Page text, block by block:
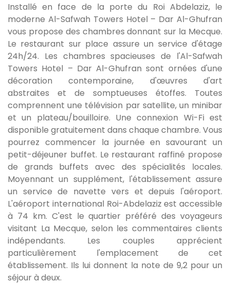
Installé en face de la porte du Roi Abdelaziz, le
moderne Al-Safwah Towers Hotel – Dar Al-Ghufran
vous propose des chambres donnant sur la Mecque.
Le restaurant sur place assure un service d'étage
24h/24. Les chambres spacieuses de l'Al-Safwah
Towers Hotel – Dar Al-Ghufran sont ornées d'une
décoration contemporaine, d'œuvres d'art
abstraites et de somptueuses étoffes. Toutes
comprennent une télévision par satellite, un minibar
et un plateau/bouilloire. Une connexion Wi-Fi est
disponible gratuitement dans chaque chambre. Vous
pourrez commencer la journée en savourant un
petit-déjeuner buffet. Le restaurant raffiné propose
de grands buffets avec des spécialités locales.
Moyennant un supplément, l'établissement assure
un service de navette vers et depuis l'aéroport.
L'aéroport international Roi-Abdelaziz est accessible
à 74 km. C'est le quartier préféré des voyageurs
visitant La Mecque, selon les commentaires clients
indépendants. Les couples apprécient
particulièrement l'emplacement de cet
établissement. Ils lui donnent la note de 9,2 pour un
séjour à deux.